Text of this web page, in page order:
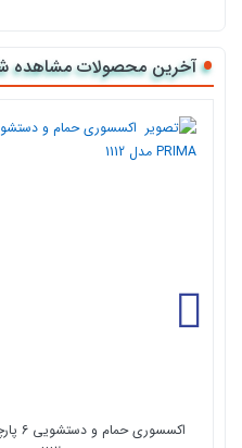
گرفته و در درجه حرارت بالا تولید
ساختمان ها می باشد، همچنین
صنعت سرامیک در حال حاضر می
سختی سطحی بالا ( عدم
آخرین محصولات مشاهده